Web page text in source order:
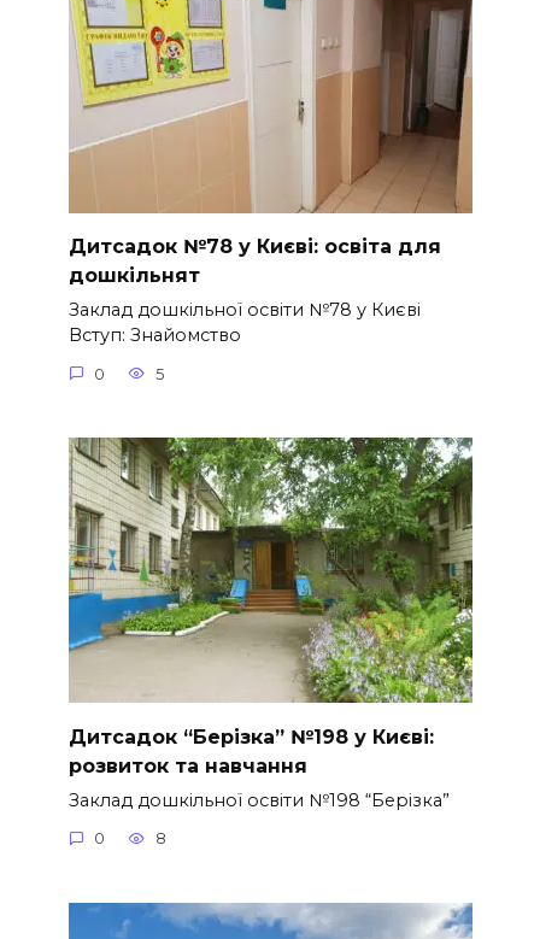
Дитсадок №78 у Києві: освіта для
дошкільнят
Заклад дошкільної освіти №78 у Києві
Вступ: Знайомство
0 5
Дитсадок “Берізка” №198 у Києві:
розвиток та навчання
Заклад дошкільної освіти №198 “Берізка”
0 8